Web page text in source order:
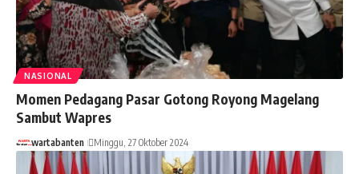
NASIONAL
Momen Pedagang Pasar Gotong Royong Magelang
Sambut Wapres
wartabanten Minggu, 27 Oktober 2024